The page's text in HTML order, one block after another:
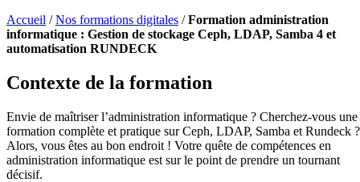
Accueil /Nos formations digitales /Formation administration
informatique : Gestion de stockage Ceph, LDAP, Samba 4 et
automatisation RUNDECK
Contexte de la formation
Envie de maîtriser l’administration informatique ? Cherchez-vous une
formation complète et pratique sur Ceph, LDAP, Samba et Rundeck ?
Alors, vous êtes au bon endroit ! Votre quête de compétences en
administration informatique est sur le point de prendre un tournant
décisif.